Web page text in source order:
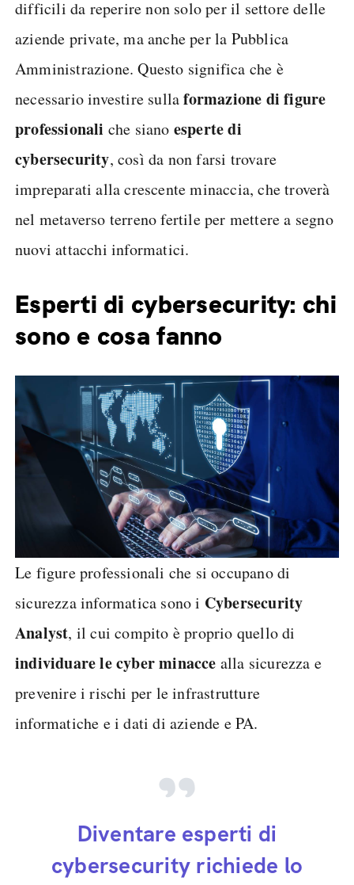
difficili da reperire non solo per il settore delle
aziende private, ma anche per la Pubblica
Amministrazione. Questo significa che è
necessario investire sullaformazione di figure
professionali che siano esperte di
cybersecurity, così da non farsi trovare
impreparati alla crescente minaccia, che troverà
nel metaverso terreno fertile per mettere a segno
nuovi attacchi informatici.
Esperti di cybersecurity: chi
sono e cosa fanno
Le figure professionali che si occupano di
sicurezza informatica sono i Cybersecurity
Analyst, il cui compito è proprio quello di
individuare le cyber minacce alla sicurezza e
prevenire i rischi per le infrastrutture
informatiche e i dati di aziende e PA.
Diventare esperti di
cybersecurity richiede lo